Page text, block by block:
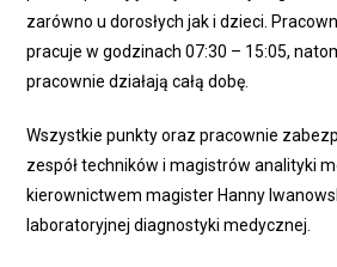
zarówno u dorosłych jak i dzieci.
pracuje w godzinach 07:30 – 15:05,
pracownie działają całą dobę.
Wszystkie punkty oraz pracownie
zespół techników i magistrów analityki
kierownictwem magister Hanny
laboratoryjnej diagnostyki medycznej.